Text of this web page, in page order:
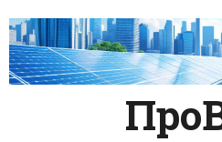
содержимому